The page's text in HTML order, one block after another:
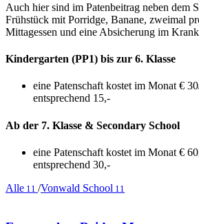
Auch hier sind im Patenbeitrag neben dem
Frühstück mit Porridge, Banane, zweimal
Mittagessen und eine Absicherung im
Kindergarten (PP1) bis zur 6. Klasse
eine Patenschaft kostet im Monat €
entsprechend 15,-
Ab der 7. Klasse & Secondary School
eine Patenschaft kostet im Monat €
entsprechend 30,-
Alle 11 /Vonwald School 11